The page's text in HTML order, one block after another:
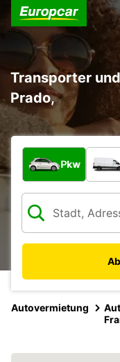
Transporter
Prado,
Welche Art von
Pkw
Autovermietung